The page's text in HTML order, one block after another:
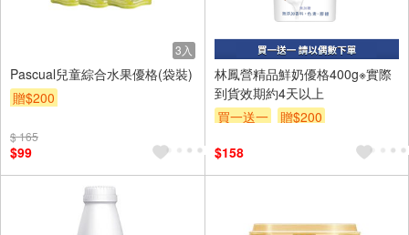
3入
Pascual兒童綜合水果優格(袋裝)
贈$200
$ 165
$99
林鳳營精品鮮奶優格400g※實際
到貨效期約4天以上
買一送一
贈$200
$158